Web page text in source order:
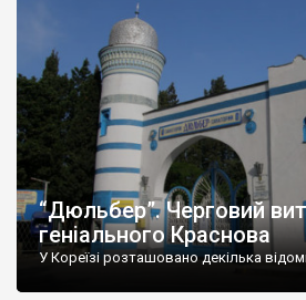
“Дюльбер”. Черговий
геніального Краснова
У Кореїзі розташовано декілька